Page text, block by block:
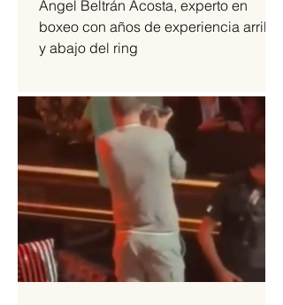
Ángel Beltrán Acosta, experto en
boxeo con años de experiencia arriba
y abajo del ring